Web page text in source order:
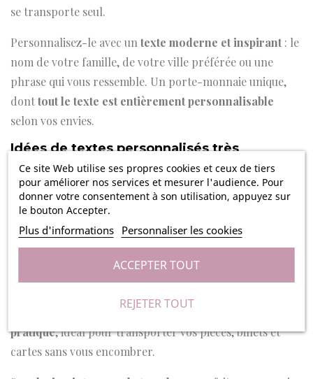
Ce site Web utilise ses propres cookies et ceux de tiers
pour améliorer nos services et mesurer l'audience. Pour
donner votre consentement à son utilisation, appuyez sur
le bouton Accepter.
Plus d'informations Personnaliser les cookies
REJETER TOUT
ACCEPTER TOUT
se transporte seul.
Personnalisez-le avec un texte moderne et inspirant: le
nom de votre famille, de votre ville préférée ou une
phrase qui vous ressemble. Un porte-monnaie unique,
donttout le texte est entièrement personnalisable
selon vos envies.
Idées de textes personnalisés très
tendance
Famille Petit en vadrouille – Biarritz
Les Martin – depuis 2012 – Bordeaux
Tribu Dupont – Côte Ouest
Maison Durand – Sud de la France
Escapades en famille – Hossegor
La vie est belle à Marseille
On adore ce porte-monnaie pour son
pratique, idéal pour transporter vos pièces, billets et
cartes sans vous encombrer.